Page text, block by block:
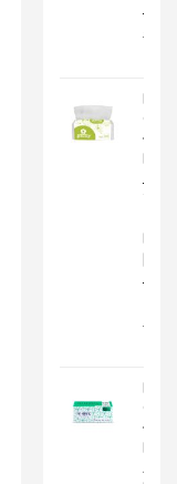
JPS400
Khăn
Giấy
Đa
20-
Lớp
|
Khăn
Giấy
Đa
An